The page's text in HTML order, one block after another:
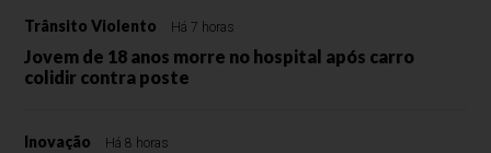
Trânsito Violento Há 7 horas
Jovem de 18 anos morre no hospital após carro
colidir contra poste
Inovação Há 8 horas